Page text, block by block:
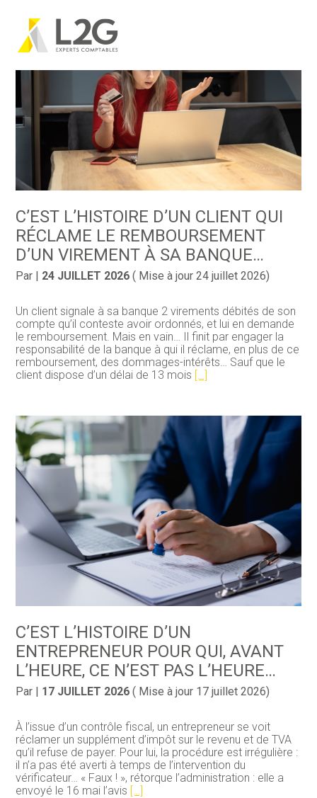
Aller
au
Création d’entreprise
Gestion au quotidien
Financement & trésorerie
Pilotage d’entreprise
Entreprise en difficultés
Gestion
Compta
Juridique
Documents
Dématérialisation / collecte
C’EST L’HISTOIRE D’UN CLIENT QUI
RÉCLAME LE REMBOURSEMENT
D’UN VIREMENT À SA BANQUE…
Par | 24 JUILLET 2026 ( Mise à jour 24 juillet 2026)
Un client signale à sa banque 2 virements débités de son
compte qu’il conteste avoir ordonnés, et lui en demande
le remboursement. Mais en vain… Il finit par engager la
responsabilité de la banque à qui il réclame, en plus de ce
remboursement, des dommages-intérêts… Sauf que le
client dispose d’un délai de 13 mois […]
C’EST L’HISTOIRE D’UN
ENTREPRENEUR POUR QUI, AVANT
L’HEURE, CE N’EST PAS L’HEURE…
Par | 17 JUILLET 2026 ( Mise à jour 17 juillet 2026)
À l’issue d’un contrôle fiscal, un entrepreneur se voit
réclamer un supplément d’impôt sur le revenu et de TVA
qu’il refuse de payer. Pour lui, la procédure est irrégulière :
il n’a pas été averti à temps de l’intervention du
vérificateur… « Faux ! », rétorque l’administration : elle a
envoyé le 16 mai l’avis […]